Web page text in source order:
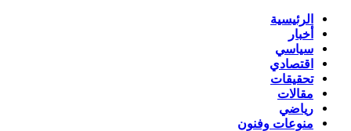
الرئيسية
أخبار
سياسي
اقتصادي
تحقيقات
مقالات
رياضي
منوعات وفنون